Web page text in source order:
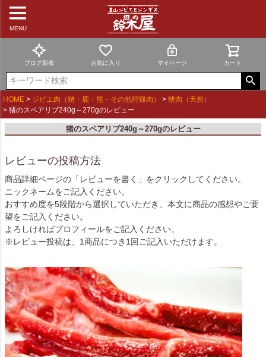
MENU
ブログ新着 お気に入り マイページ カート
HOME ジビエ肉（猪・鹿・熊・その他狩猟肉）
猪肉（天然）
猪のスペアリブ240g～270gのレビュー
猪のスペアリブ240g～270gのレビュー
レビューの投稿方法
商品詳細ページの「レビューを書く」をクリックしてください。
ニックネームをご記入ください。
おすすめ度を5段階から選択していただき、本文に商品の感想やご要
望をご記入ください。
よろしければプロフィールをご記入ください。
※レビュー投稿は、1商品につき1回ご記入いただけます。